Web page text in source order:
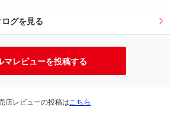
グを見る
マレビューを投稿する
店レビューの投稿はこちら